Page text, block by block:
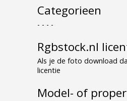
Categorieen
- - - -
Rgbstock.nl
Als je de foto download
licentie
Model- of